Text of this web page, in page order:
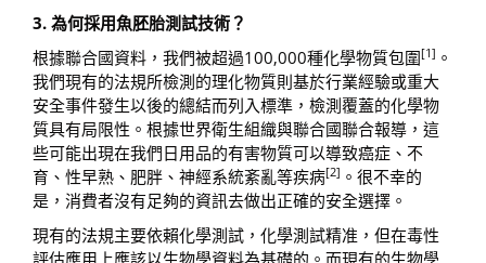
3. 為何採用魚胚胎測試技術？
根據聯合國資料，我們被超過100,000種化學物質包圍[1] 。
我們現有的法規所檢測的理化物質則基於行業經驗或重大
安全事件發生以後的總結而列入標準，檢測覆蓋的化學物
質具有局限性。根據世界衛生組織與聯合國聯合報導，這
些可能出現在我們日用品的有害物質可以導致癌症、不
育、性早熟、肥胖、神經系統紊亂等疾病[2] 。很不幸的
是，消費者沒有足夠的資訊去做出正確的安全選擇。
現有的法規主要依賴化學測試，化學測試精准，但在毒性
評估應用上應該以生物學資料為基礎的。而現有的生物學